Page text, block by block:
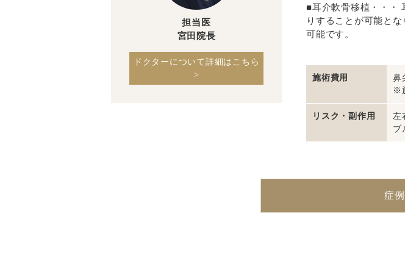
■耳介軟骨移植・・・
りすることが可能と
可能です。
担当医
宮田院長
ドクターについて詳細はこちら
>
施術費用
鼻
※
リスク・副作用
左
ブ
症